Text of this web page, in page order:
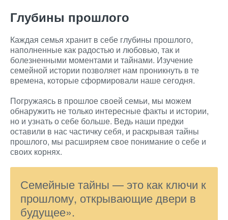
Глубины прошлого
Каждая семья хранит в себе глубины прошлого,
наполненные как радостью и любовью, так и
болезненными моментами и тайнами. Изучение
семейной истории позволяет нам проникнуть в те
времена, которые сформировали наше сегодня.
Погружаясь в прошлое своей семьи, мы можем
обнаружить не только интересные факты и истории,
но и узнать о себе больше. Ведь наши предки
оставили в нас частичку себя, и раскрывая тайны
прошлого, мы расширяем свое понимание о себе и
своих корнях.
Семейные тайны — это как ключи к
прошлому, открывающие двери в
будущее».